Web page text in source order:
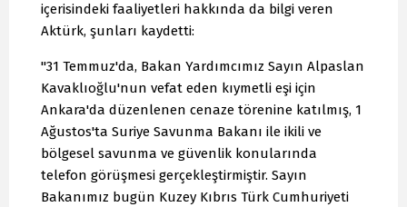
içerisindeki faaliyetleri hakkında da bilgi veren
Aktürk, şunları kaydetti:
"31 Temmuz'da, Bakan Yardımcımız Sayın Alpaslan
Kavaklıoğlu'nun vefat eden kıymetli eşi için
Ankara'da düzenlenen cenaze törenine katılmış, 1
Ağustos'ta Suriye Savunma Bakanı ile ikili ve
bölgesel savunma ve güvenlik konularında
telefon görüşmesi gerçekleştirmiştir. Sayın
Bakanımız bugün Kuzey Kıbrıs Türk Cumhuriyeti